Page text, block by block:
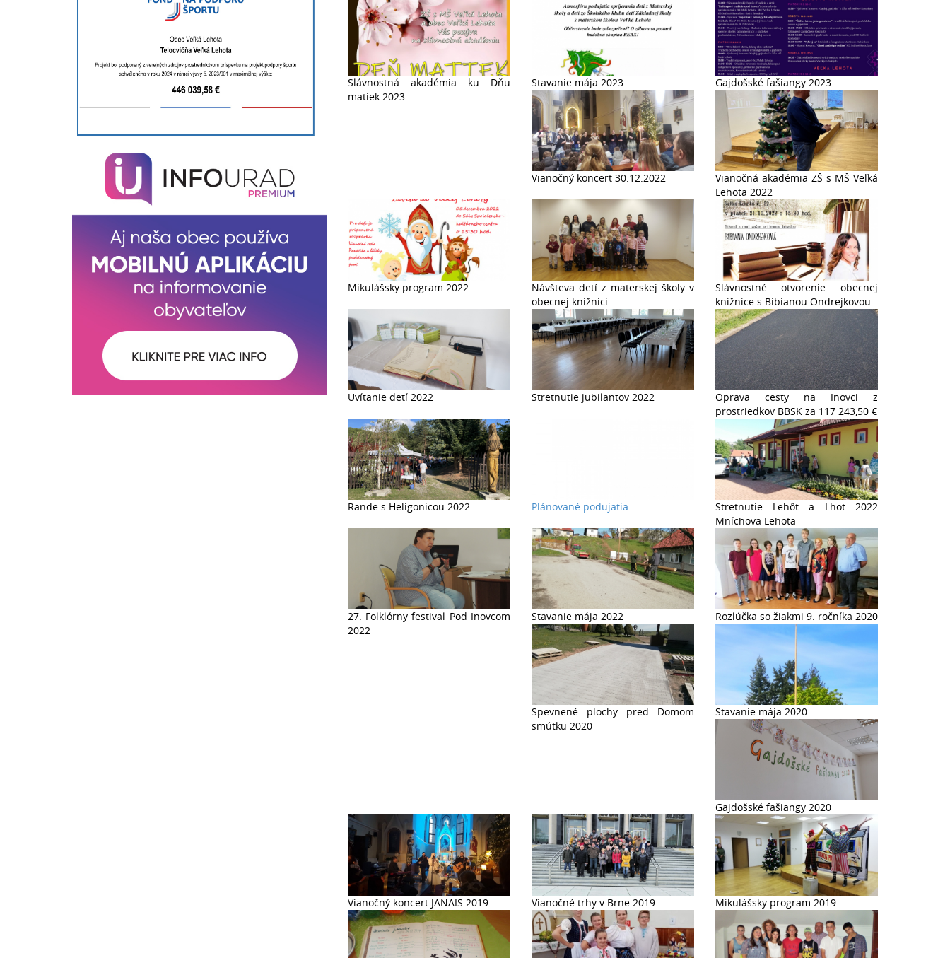
Slávnostná akadémia ku Dňu
matiek 2023
Stavanie mája 2023 Gajdošské fašiangy 2023
Vianočný koncert 30.12.2022
Vianočná akadémia ZŠ s MŠ Veľká
Lehota 2022
Mikulášsky program 2022
Návšteva detí z materskej školy v
obecnej knižnici
Slávnostné otvorenie obecnej
knižnice s Bibianou Ondrejkovou
Uvítanie detí 2022 Stretnutie jubilantov 2022
Oprava cesty na Inovci z
prostriedkov BBSK za 117 243,50 €
Rande s Heligonicou 2022 Plánované podujatia
Stretnutie Lehôt a Lhot 2022
Mníchova Lehota
27. Folklórny festival Pod Inovcom
2022
Stavanie mája 2022 Rozlúčka so žiakmi 9. ročníka 2020
Spevnené plochy pred Domom
smútku 2020
Stavanie mája 2020
Gajdošské fašiangy 2020
Vianočný koncert JANAIS 2019 Vianočné trhy v Brne 2019 Mikulášsky program 2019